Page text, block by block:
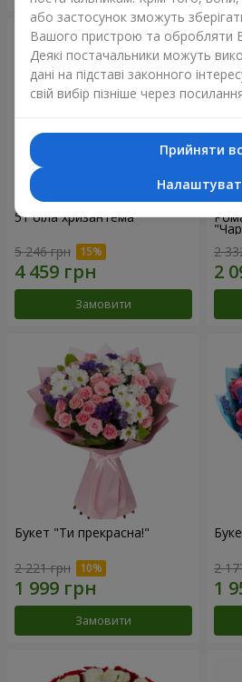
51 біла хризантема
5 246 грн
Замовити
2
Букет "Ти прекрасна!"
2 221 грн
Замовити
2
або застосунок зможуть
Вашого пристрою та обробляти
Деякі постачальники можуть
дані на підставі законного
свій вибір пізніше через
Прийняти